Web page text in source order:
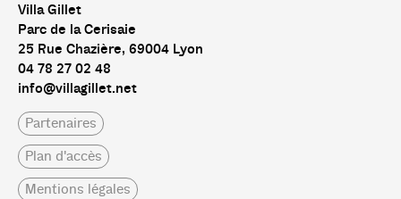
Villa Gillet
Parc de la Cerisaie
25 Rue Chazière, 69004 Lyon
04 78 27 02 48
info@villagillet.net
Partenaires
Plan d'accès
Mentions légales